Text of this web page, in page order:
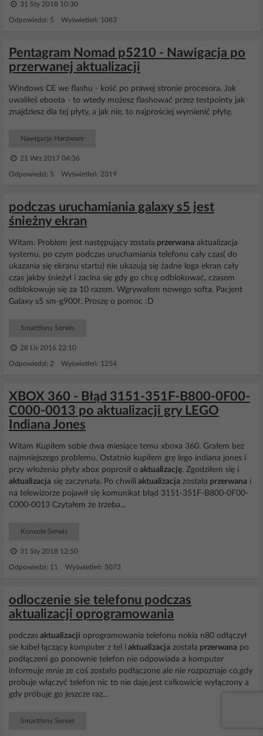
31 Sty 2018 10:30
Odpowiedzi: 5 Wyświetleń: 1083
Pentagram Nomad p5210 - Nawigacja po
przerwanej aktualizacji
Windows CE we flashu - kość po prawej stronie procesora. Jak
uwaliłeś eboota - to wtedy możesz flashować przez testpointy jak
znajdziesz dla tej płyty, a jak nie, to najprościej wymienić płytę.
Nawigacje Hardware
21 Wrz 2017 04:36
Odpowiedzi: 5 Wyświetleń: 2319
podczas uruchamiania galaxy s5 jest
śnieżny ekran
Witam. Problem jest następujący została przerwana aktualizacja
systemu, po czym podczas uruchamiania telefonu cały czas( do
ukazania się ekranu startu) nie ukazują się żadne loga ekran cały
czas jakby śnieżył i zacina się gdy go chcę odblokować, czasem
odblokowuje się za 10 razem. Wgrywałem nowego softa. Pacjent
Galaxy s5 sm-g900f. Proszę o pomoc :D
Smartfony Serwis
28 Lis 2016 22:10
Odpowiedzi: 2 Wyświetleń: 1254
XBOX 360 - Błąd 3151-351F-B800-0F00-
C000-0013 po aktualizacji gry LEGO
Indiana Jones
Witam Kupiłem sobie dwa miesiące temu xboxa 360. Grałem bez
najmniejszego problemu. Ostatnio kupiłem grę lego indiana jones i
przy włożeniu płyty xbox poprosił o aktualizację. Zgodziłem się i
aktualizacja się zaczynała. Po chwili aktualizacja została przerwana i
na telewizorze pojawił się komunikat błąd 3151-351F-B800-0F00-
C000-0013 Czytałem że trzeba...
Konsole Serwis
31 Sty 2018 12:50
Odpowiedzi: 11 Wyświetleń: 5073
odloczenie sie telefonu podczas
aktualizacji oprogramowania
podczas aktualizacji oprogramowania telefonu nokia n80 odłączył
sie kabel łączący komputer z tel i aktualizacja została przerwana po
podłączeni go ponownie telefon nie odpowiada a komputer
informuje mnie ze coś zostało podłączone ale nie rozpoznaje co,gdy
probuje włączyć telefon nic to nie daje,jest całkowicie wyłączony a
gdy próbuje go jeszcze raz...
Smartfony Serwis